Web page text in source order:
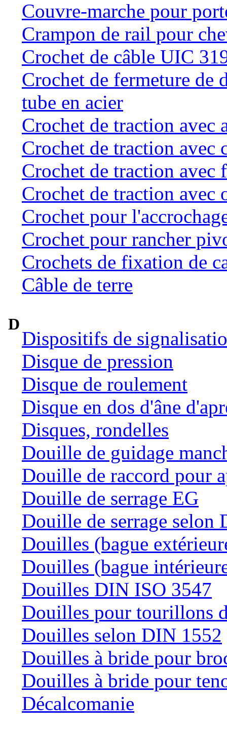
Couvre-marche pour
Crampon de rail pour
Crochet de câble UIC
Crochet de fermeture de
tube en acier
Crochet de traction avec
Crochet de traction avec
Crochet de traction avec
Crochet de traction avec
Crochet pour
Crochet pour rancher
Crochets de fixation de
Câble de terre
D
Dispositifs de
Disque de pression
Disque de roulement
Disque en dos d'âne
Disques, rondelles
Douille de guidage
Douille de raccord pour
Douille de serrage EG
Douille de serrage selon
Douilles (bague
Douilles (bague
Douilles DIN ISO 3547
Douilles pour tourillons
Douilles selon DIN 1552
Douilles à bride pour
Douilles à bride pour
Décalcomanie